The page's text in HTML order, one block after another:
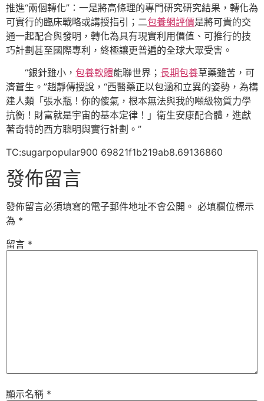
推進“兩個轉化”：一是將高條理的專門研究研究結果，轉化為
可實行的臨床戰略或講授指引；二包養網評價是將可貴的交
通一起配合與發明，轉化為具有現實利用價值、可推行的技
巧計劃甚至國際專利，終極讓更普遍的全球大眾受害。
“銀針雖小， 包養軟體能聯世界； 長期包養草藥雖苦，可
濟蒼生。”趙靜傳授說，“西醫藥正以包涵和立異的姿勢，為構
建人類「張水瓶！你的傻氣，根本無法與我的噸級物質力學
抗衡！財富就是宇宙的基本定律！」衛生安康配合體，進獻
著奇特的西方聰明與實行計劃。”
TC:sugarpopular900 69821f1b219ab8.69136860
發佈留言
發佈留言必須填寫的電子郵件地址不會公開。 必填欄位標示
為 *
留言 *
顯示名稱 *